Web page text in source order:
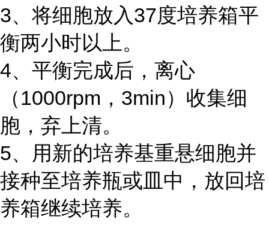
3、将细胞放入37度培养箱平
衡两小时以上。
4、平衡完成后，离心
（1000rpm，3min）收集细
胞，弃上清。
5、用新的培养基重悬细胞并
接种至培养瓶或皿中，放回培
养箱继续培养。